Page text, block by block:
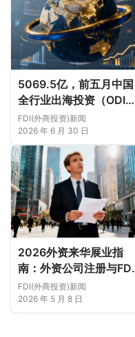
5069.5亿，前五月中国
全行业出海投资（ODI）
合作概况
FDI(外商投资)新闻
2026 年 6 月 30 日
2026外资来华展业指
南：外资公司注册与FDI
办理全流程实务
FDI(外商投资)新闻
2026 年 5 月 8 日